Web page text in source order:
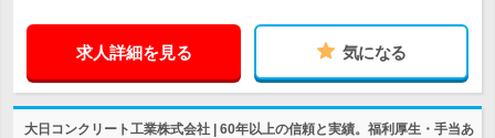
求人詳細を見る 気になる
大日コンクリート工業株式会社 | 60年以上の信頼と実績。福利厚生・手当あ